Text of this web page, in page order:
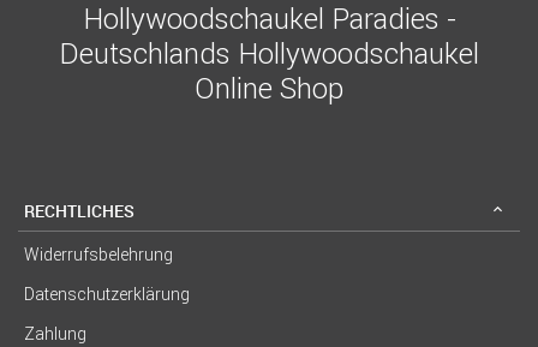
Hollywoodschaukel Paradies -
Deutschlands Hollywoodschaukel
Online Shop
RECHTLICHES
Widerrufsbelehrung
Datenschutzerklärung
Zahlung